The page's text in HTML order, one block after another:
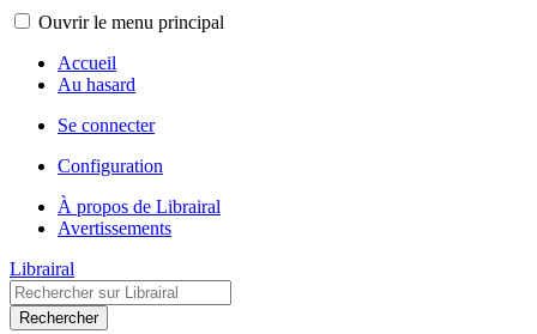
Ouvrir le menu principal
Accueil
Au hasard
Se connecter
Configuration
À propos de Librairal
Avertissements
Librairal
Rechercher